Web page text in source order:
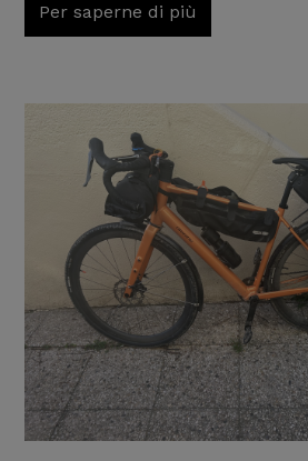
Per saperne di più